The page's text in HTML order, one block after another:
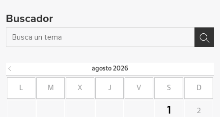
Buscador
agosto 2026
L M X J V S D
1 2